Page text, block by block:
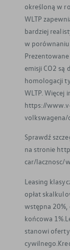
określoną w
WLTP
bardziej
w porównaniu
emisji CO2 są
homologacji
WLTP. Więcej
https://
Sprawdź
na stronie
car/lacznosc/
Leasing
opłat
wstępna 20%,
końcowa
stanowi